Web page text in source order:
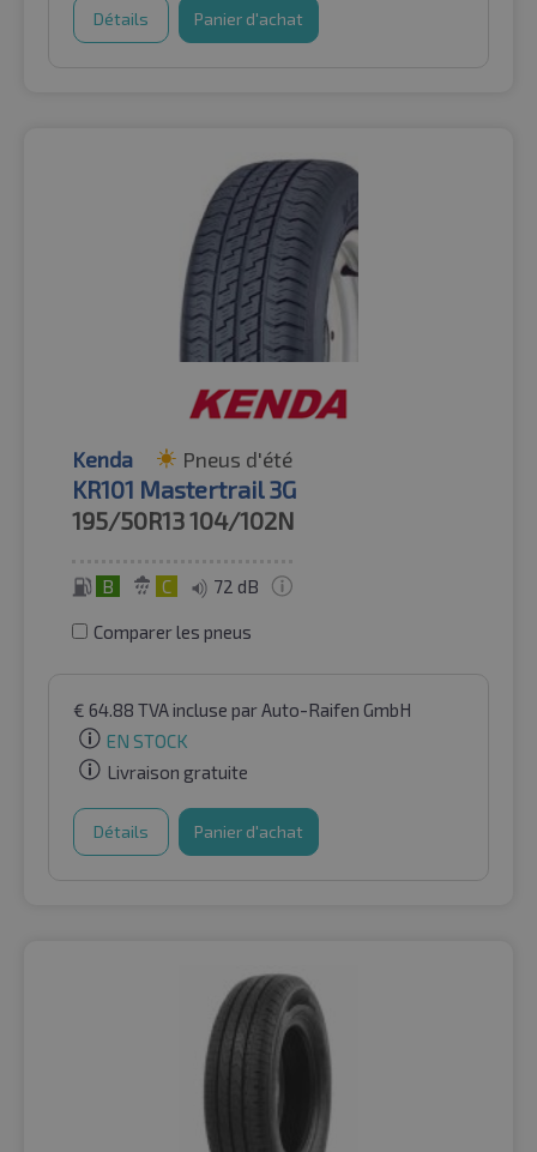
Détails Panier d'achat
Kenda Pneus d'été
KR101 Mastertrail 3G
195/50R13104/102N
B C 72 dB
Comparer les pneus
€ 64.88 TVA incluse par Auto-Raifen GmbH
EN STOCK
Livraison gratuite
Détails Panier d'achat